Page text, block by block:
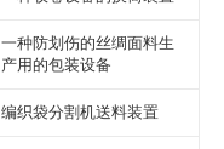
一种防划伤的丝绸面料生
产用的包装设备
编织袋分割机送料装置